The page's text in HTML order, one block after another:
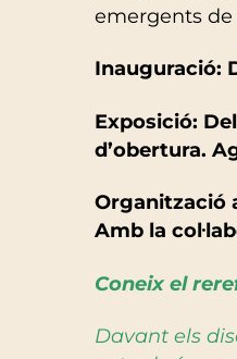
emergents
Inauguració:
Exposició:
d’obertura.
Organització
Amb la
Coneix el
Davant els